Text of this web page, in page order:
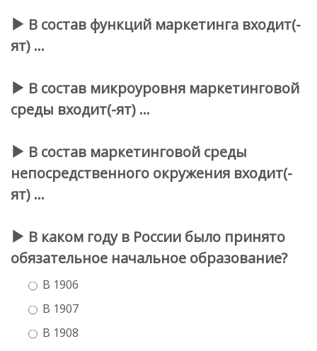
В состав функций маркетинга входит(-
ят) …
В состав микроуровня маркетинговой
среды входит(-ят) …
В состав маркетинговой среды
непосредственного окружения входит(-
ят) …
В каком году в России было принято
обязательное начальное образование?
В 1906
В 1907
В 1908